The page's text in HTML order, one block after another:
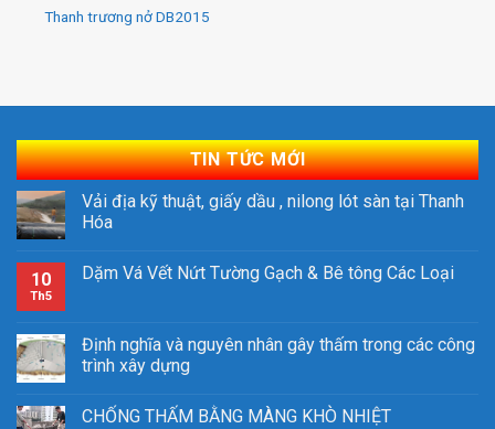
Thanh trương nở DB2015
TIN TỨC MỚI
Vải địa kỹ thuật, giấy dầu , nilong lót sàn tại Thanh
Hóa
10
Th5
Dặm Vá Vết Nứt Tường Gạch & Bê tông Các Loại
Định nghĩa và nguyên nhân gây thấm trong các công
trình xây dựng
CHỐNG THẤM BẰNG MÀNG KHÒ NHIỆT